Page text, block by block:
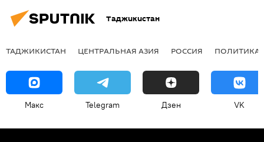
Таджикистан
ТАДЖИКИСТАН ЦЕНТРАЛЬНАЯ АЗИЯ РОССИЯ ПОЛИТИКА
Макс Telegram Дзен VK